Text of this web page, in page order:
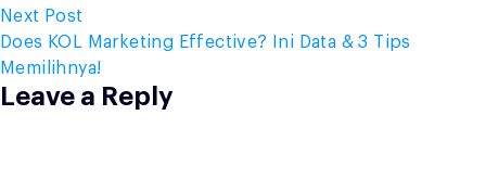
Next Post
post:
Does KOL Marketing Effective? Ini Data & 3 Tips
Memilihnya!
Leave a Reply